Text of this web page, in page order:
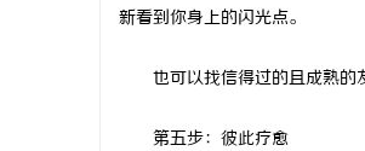
新看到你身上的闪光点。
也可以找信得过的且成熟的友
第五步：彼此疗愈